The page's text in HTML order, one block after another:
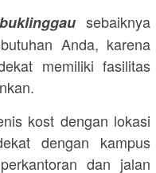
sebaiknya
Anda, karena
memiliki fasilitas
kost dengan lokasi
dengan kampus
dan jalan